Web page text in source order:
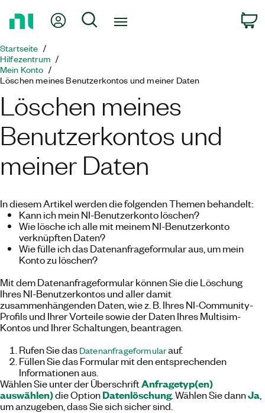
zur
Mein KontoSuche
Startseite
Hilfezentrum
Mein Konto
Löschen meines Benutzerkontos und meiner Daten
Löschen meines
Benutzerkontos und
meiner Daten
In diesem Artikel werden die folgenden Themen behandelt:
Kann ich mein NI-Benutzerkonto löschen?
Wie lösche ich alle mit meinem NI-Benutzerkonto
verknüpften Daten?
Wie fülle ich das Datenanfrageformular aus, um mein
Konto zu löschen?
Mit dem Datenanfrageformular können Sie die Löschung
Ihres NI-Benutzerkontos und aller damit
zusammenhängenden Daten, wie z. B. Ihres NI-Community-
Profils und Ihrer Vorteile sowie der Daten Ihres Multisim-
Kontos und Ihrer Schaltungen, beantragen.
Rufen Sie das Datenanfrageformularauf.
Füllen Sie das Formular mit den entsprechenden
Informationen aus.
Wählen Sie unter der ÜberschriftAnfragetyp(en)
auswählen)die OptionDatenlöschung. Wählen Sie dannJa
um anzugeben, dass Sie sich sicher sind.